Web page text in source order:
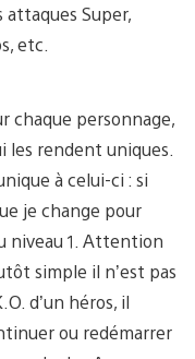
Super,
etc.
chaque personnage,
les rendent uniques.
à celui-ci : si
je change pour
niveau 1. Attention
simple il n’est pas
d’un héros, il
ou redémarrer